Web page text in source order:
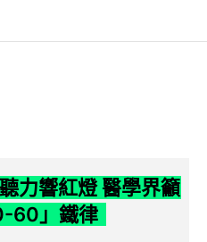
力響紅燈 醫學界籲
60」鐵律